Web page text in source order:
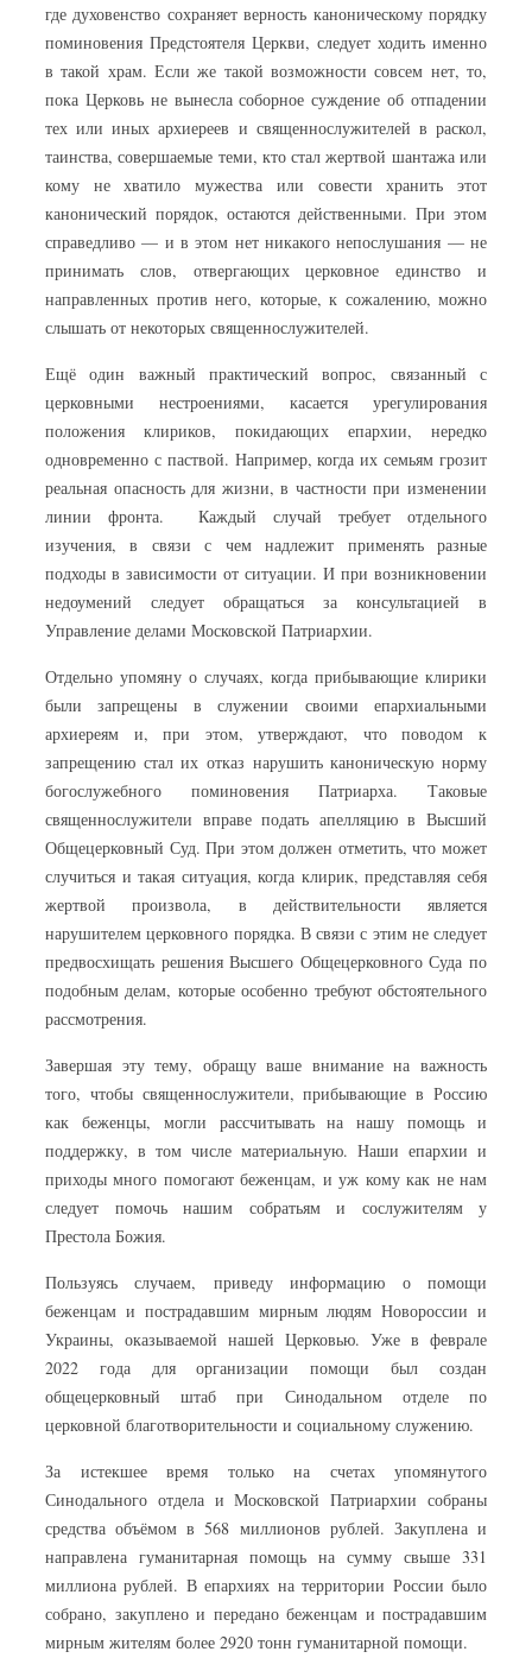
где духовенство сохраняет верность каноническому порядку
поминовения Предстоятеля Церкви, следует ходить именно
в такой храм. Если же такой возможности совсем нет, то,
пока Церковь не вынесла соборное суждение об отпадении
тех или иных архиереев и священнослужителей в раскол,
таинства, совершаемые теми, кто стал жертвой шантажа или
кому не хватило мужества или совести хранить этот
канонический порядок, остаются действенными. При этом
справедливо — и в этом нет никакого непослушания — не
принимать слов, отвергающих церковное единство и
направленных против него, которые, к сожалению, можно
слышать от некоторых священнослужителей.
Ещё один важный практический вопрос, связанный с
церковными нестроениями, касается урегулирования
положения клириков, покидающих епархии, нередко
одновременно с паствой. Например, когда их семьям грозит
реальная опасность для жизни, в частности при изменении
линии фронта. Каждый случай требует отдельного
изучения, в связи с чем надлежит применять разные
подходы в зависимости от ситуации. И при возникновении
недоумений следует обращаться за консультацией в
Управление делами Московской Патриархии.
Отдельно упомяну о случаях, когда прибывающие клирики
были запрещены в служении своими епархиальными
архиереям и, при этом, утверждают, что поводом к
запрещению стал их отказ нарушить каноническую норму
богослужебного поминовения Патриарха. Таковые
священнослужители вправе подать апелляцию в Высший
Общецерковный Суд. При этом должен отметить, что может
случиться и такая ситуация, когда клирик, представляя себя
жертвой произвола, в действительности является
нарушителем церковного порядка. В связи с этим не следует
предвосхищать решения Высшего Общецерковного Суда по
подобным делам, которые особенно требуют обстоятельного
рассмотрения.
Завершая эту тему, обращу ваше внимание на важность
того, чтобы священнослужители, прибывающие в Россию
как беженцы, могли рассчитывать на нашу помощь и
поддержку, в том числе материальную. Наши епархии и
приходы много помогают беженцам, и уж кому как не нам
следует помочь нашим собратьям и сослужителям у
Престола Божия.
Пользуясь случаем, приведу информацию о помощи
беженцам и пострадавшим мирным людям Новороссии и
Украины, оказываемой нашей Церковью. Уже в феврале
2022 года для организации помощи был создан
общецерковный штаб при Синодальном отделе по
церковной благотворительности и социальному служению.
За истекшее время только на счетах упомянутого
Синодального отдела и Московской Патриархии собраны
средства объёмом в 568 миллионов рублей. Закуплена и
направлена гуманитарная помощь на сумму свыше 331
миллиона рублей. В епархиях на территории России было
собрано, закуплено и передано беженцам и пострадавшим
мирным жителям более 2920 тонн гуманитарной помощи.